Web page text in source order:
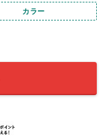
カラー